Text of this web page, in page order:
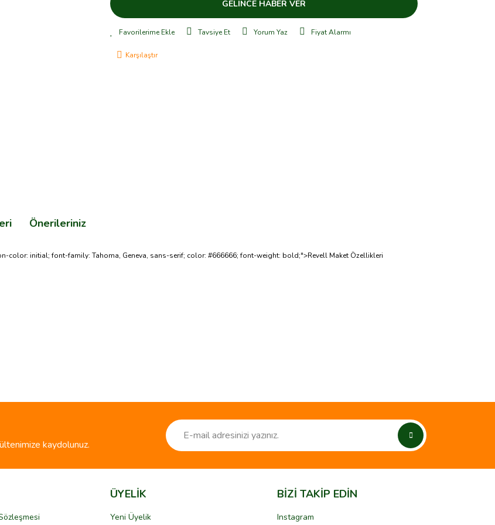
GELİNCE HABER VER
Tavsiye Et Yorum Yaz Fiyat Alarmı
Karşılaştır
Önerileriniz
initial; font-family: Tahoma, Geneva, sans-serif; color: #666666; font-weight: bold;">Revell Maket Özellikleri
kaydolunuz.
ÜYELİK
Yeni Üyelik
BİZİ TAKİP EDİN
Instagram